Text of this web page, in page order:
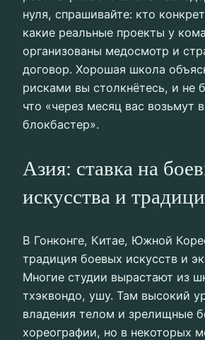
нуля, спрашивайте: кто
какие реальные проекты у
организованы медосмотр и
договор. Хорошая школа
рисками вы столкнётесь, и не
что «через месяц вас возьмут
блокбастер».
Азия: ставка на
искусства и
В Гонконге, Китае, Южной
традиция боевых искусств и
Многие студии вырастают из
тхэквондо, ушу. Там высокий
владения телом и зрелищные
хореографии, но в некоторых